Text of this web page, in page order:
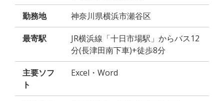
勤務地 神奈川県横浜市瀬谷区
最寄駅
JR横浜線「十日市場駅」からバス12
分(長津田南下車)+徒歩8分
主要ソフ
ト
Excel・Word